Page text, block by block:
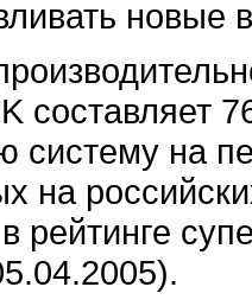
составляет
систему на
на
рейтинге